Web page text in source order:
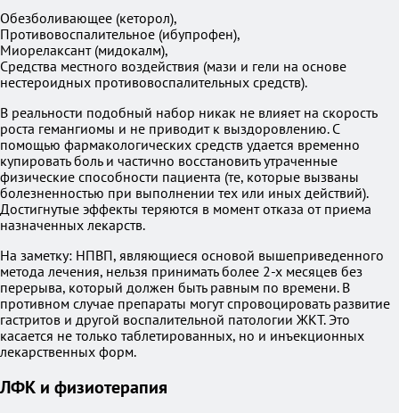
Обезболивающее (кеторол),
Противовоспалительное (ибупрофен),
Миорелаксант (мидокалм),
Средства местного воздействия (мази и гели на основе
нестероидных противовоспалительных средств).
В реальности подобный набор никак не влияет на скорость
роста гемангиомы и не приводит к выздоровлению. С
помощью фармакологических средств удается временно
купировать боль и частично восстановить утраченные
физические способности пациента (те, которые вызваны
болезненностью при выполнении тех или иных действий).
Достигнутые эффекты теряются в момент отказа от приема
назначенных лекарств.
На заметку: НПВП, являющиеся основой вышеприведенного
метода лечения, нельзя принимать более 2-х месяцев без
перерыва, который должен быть равным по времени. В
противном случае препараты могут спровоцировать развитие
гастритов и другой воспалительной патологии ЖКТ. Это
касается не только таблетированных, но и инъекционных
лекарственных форм.
ЛФК и физиотерапия